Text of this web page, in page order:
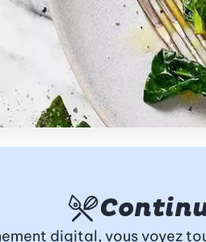
digital, vous voyez